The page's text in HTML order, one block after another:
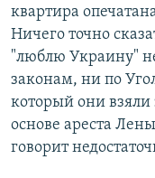
квартира
Ничего точно
"люблю Украину"
законам, ни по
который они
основе ареста
говорит